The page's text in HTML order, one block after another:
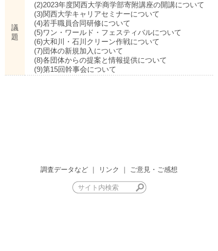
議
題
(2)2023年度関西大学商学部寄附講座の開講について
(3)関西大学キャリアセミナーについて
(4)若手職員合同研修について
(5)ワン・ワールド・フェスティバルについて
(6)大和川・石川クリーン作戦について
(7)団体の新規加入について
(8)各団体からの提案と情報提供について
(9)第15回幹事会について
調査データなど ｜ リンク ｜ ご意見・ご感想